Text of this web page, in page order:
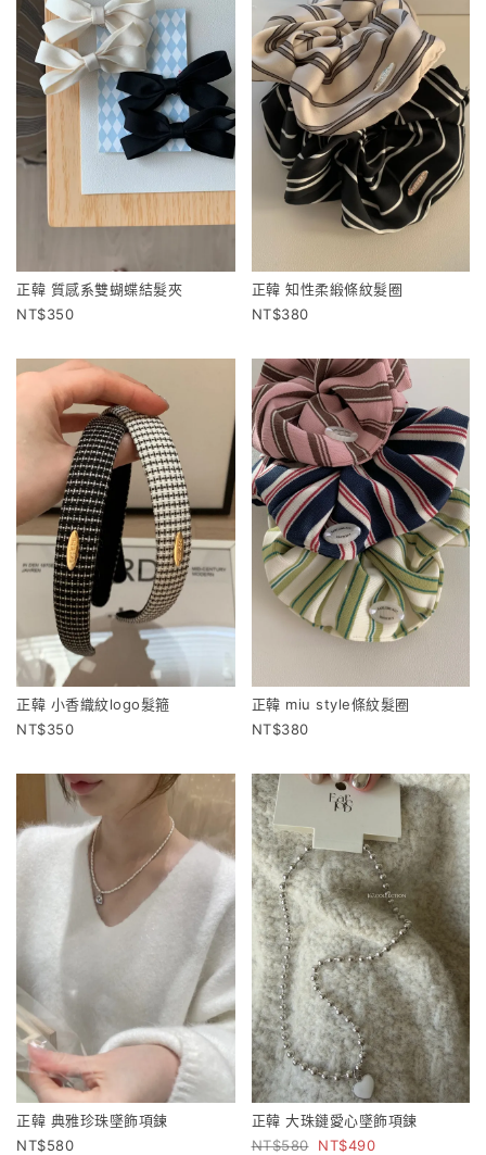
正韓 質感系雙蝴蝶結髮夾
350
正韓 知性柔緞條紋髮圈
380
正韓 小香織紋logo髮箍
350
正韓 miu style條紋髮圈
380
正韓 典雅珍珠墜飾項鍊
580
正韓 大珠鏈愛心墜飾項鍊
580
490